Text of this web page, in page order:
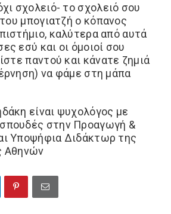
σχολειό- το σχολειό σου
του μπογιατζή ο κόπανος
καλύτερα από αυτά
εσύ και οι όμοιοί σου
παντού και κάνατε ζημιά
να φάμε στη μάπα
είναι ψυχολόγος με
στην Προαγωγή &
Υποψήφια Διδάκτωρ της
Αθηνών